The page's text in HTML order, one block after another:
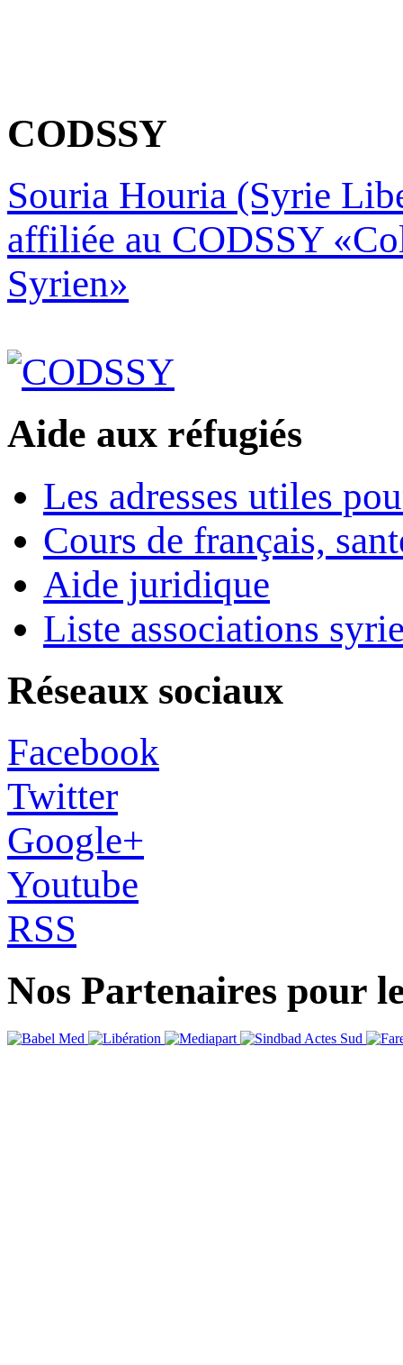
CODSSY
Souria Houria (Syrie
affiliée au CODSSY
Syrien»
Aide aux réfugiés
Les adresses utiles
Cours de français,
Aide juridique
Liste associations
Réseaux sociaux
Facebook
Twitter
Google+
Youtube
RSS
Nos Partenaires pour